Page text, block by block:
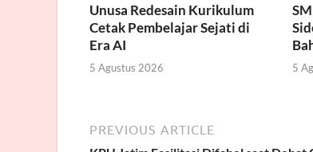
Unusa Redesain Kurikulum
Cetak Pembelajar Sejati di
Era AI
5 Agustus 2026 5
PREVIOUS ARTICLE